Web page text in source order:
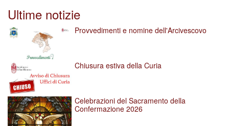
Ultime notizie
Provvedimenti e nomine dell'Arcivescovo
Chiusura estiva della Curia
Celebrazioni del Sacramento della
Confermazione 2026